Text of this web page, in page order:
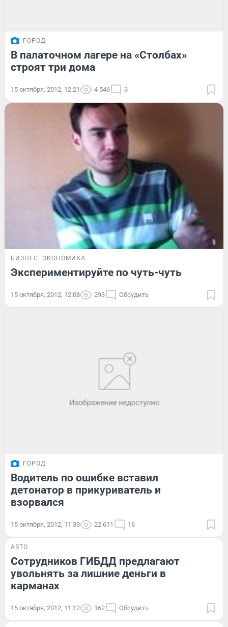
ГОРОД
В палаточном лагере на «Столбах»
строят три дома
15 октября, 2012, 12:21 4 546 3
БИЗНЕС ЭКОНОМИКА
Экспериментируйте по чуть-чуть
15 октября, 2012, 12:08 293 Обсудить
ГОРОД
Водитель по ошибке вставил
детонатор в прикуриватель и
взорвался
15 октября, 2012, 11:33 22 611 16
АВТО
Сотрудников ГИБДД предлагают
увольнять за лишние деньги в
карманах
15 октября, 2012, 11:12 162 Обсудить